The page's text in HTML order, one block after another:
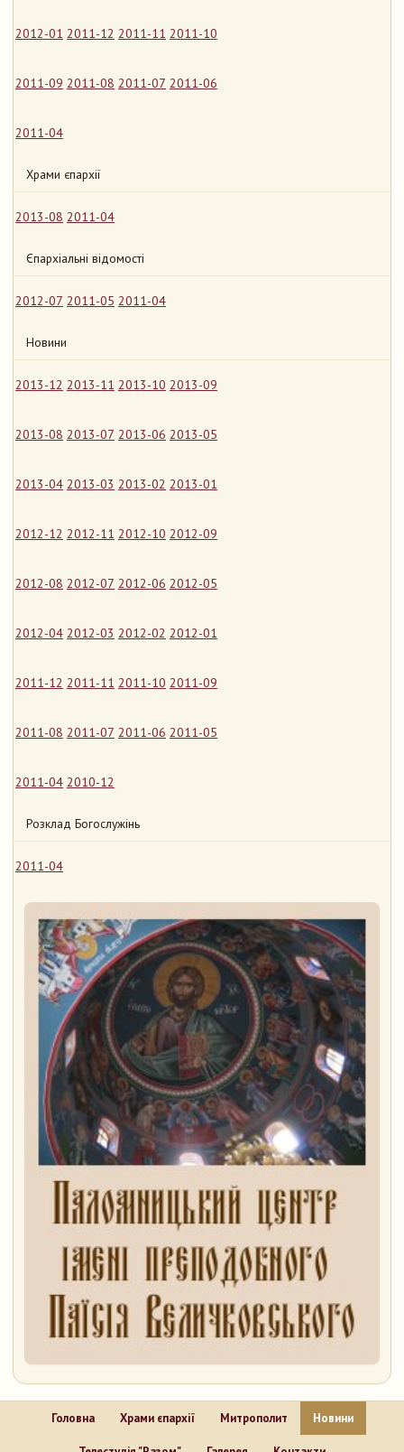
2012-01 2011-12 2011-11 2011-10
2011-09 2011-08 2011-07 2011-06
2011-04
Храми єпархії
2013-08 2011-04
Єпархіальні відомості
2012-07 2011-05 2011-04
Новини
2013-12 2013-11 2013-10 2013-09
2013-08 2013-07 2013-06 2013-05
2013-04 2013-03 2013-02 2013-01
2012-12 2012-11 2012-10 2012-09
2012-08 2012-07 2012-06 2012-05
2012-04 2012-03 2012-02 2012-01
2011-12 2011-11 2011-10 2011-09
2011-08 2011-07 2011-06 2011-05
2011-04 2010-12
Розклад Богослужінь
2011-04
Головна Храми єпархії Митрополит Новини